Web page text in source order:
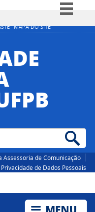
MAPA DO SITE
Simplifique!
Participe
Acesso à informação
Canais
Assessoria de Comunicação
de Dados Pessoais